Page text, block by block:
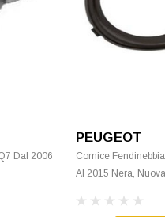
Dal 2006
PEUGEOT
Cornice
Al 2015 Nera, Nuova